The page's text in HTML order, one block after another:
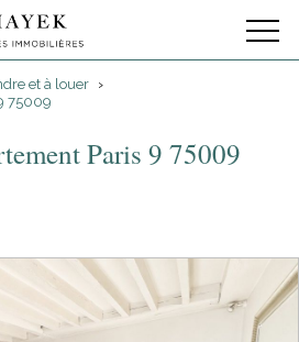
et à louer ›
75009
Paris 9 75009